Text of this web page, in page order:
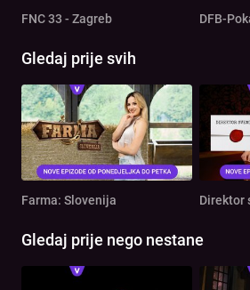
FNC 33 - Zagreb DFB-
Gledaj prije svih
Farma: Slovenija Direktor
Gledaj prije nego nestane